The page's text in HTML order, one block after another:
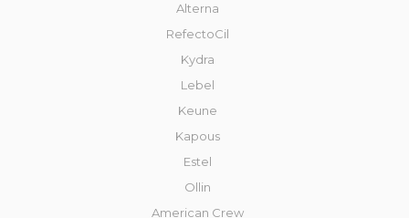
Alterna
RefectoCil
Kydra
Lebel
Keune
Kapous
Estel
Ollin
American Crew